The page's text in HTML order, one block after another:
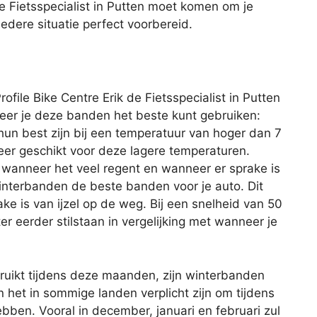
Fietsspecialist in Putten moet komen om je
situatie perfect voorbereid.
Bike Centre Erik de Fietsspecialist in Putten
je deze banden het beste kunt gebruiken:
best zijn bij een temperatuur van hoger dan 7
geschikt voor deze lagere temperaturen.
het veel regent en wanneer er sprake is
de beste banden voor je auto. Dit
is van ijzel op de weg. Bij een snelheid van 50
eerder stilstaan in vergelijking met wanneer je
tijdens deze maanden, zijn winterbanden
het in sommige landen verplicht zijn om tijdens
Vooral in december, januari en februari zul